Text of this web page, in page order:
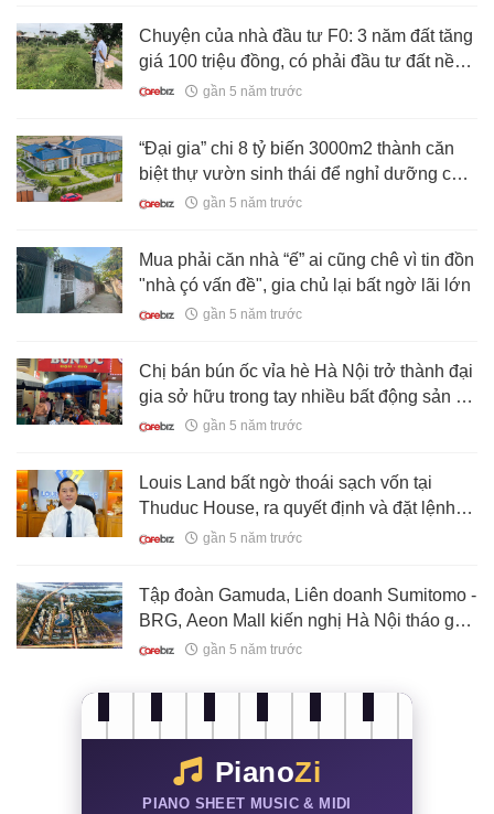
Chuyện của nhà đầu tư F0: 3 năm đất tăng
giá 100 triệu đồng, có phải đầu tư đất nền
là “ngon ăn”gần 5 năm trước
“Đại gia” chi 8 tỷ biến 3000m2 thành căn
biệt thự vườn sinh thái để nghỉ dưỡng cuối
tuần
gần 5 năm trước
Mua phải căn nhà “ế” ai cũng chê vì tin đồn
"nhà çó vấn đề", gia chủ lại bất ngờ lãi lớn
gần 5 năm trước
Chị bán bún ốc vỉa hè Hà Nội trở thành đại
gia sở hữu trong tay nhiều bất động sản trị
giá hàng chục tỷ đồng nhờ bí quyết đầu tư
gần 5 năm trước
Louis Land bất ngờ thoái sạch vốn tại
Thuduc House, ra quyết định và đặt lệnh
chỉ trong 1 ngày
gần 5 năm trước
Tập đoàn Gamuda, Liên doanh Sumitomo -
BRG, Aeon Mall kiến nghị Hà Nội tháo gỡ
khó khăn loạt dự án lớn
gần 5 năm trước
PianoZi
PIANO SHEET MUSIC & MIDI